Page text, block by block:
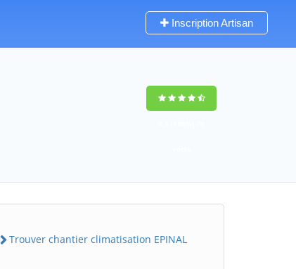
Inscription Artisan
Trouver chantier climatisation EPINAL